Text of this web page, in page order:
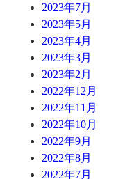
2023年7月
2023年5月
2023年4月
2023年3月
2023年2月
2022年12月
2022年11月
2022年10月
2022年9月
2022年8月
2022年7月